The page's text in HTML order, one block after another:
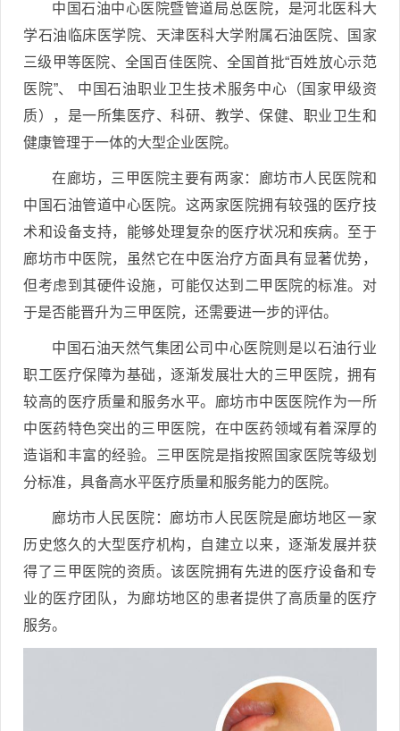
中国石油中心医院暨管道局总医院，是河北医科大
学石油临床医学院、天津医科大学附属石油医院、国家
三级甲等医院、全国百佳医院、全国首批“百姓放心示范
医院”、 中国石油职业卫生技术服务中心（国家甲级资
质），是一所集医疗、科研、教学、保健、职业卫生和
健康管理于一体的大型企业医院。
在廊坊，三甲医院主要有两家：廊坊市人民医院和
中国石油管道中心医院。这两家医院拥有较强的医疗技
术和设备支持，能够处理复杂的医疗状况和疾病。至于
廊坊市中医院，虽然它在中医治疗方面具有显著优势，
但考虑到其硬件设施，可能仅达到二甲医院的标准。对
于是否能晋升为三甲医院，还需要进一步的评估。
中国石油天然气集团公司中心医院则是以石油行业
职工医疗保障为基础，逐渐发展壮大的三甲医院，拥有
较高的医疗质量和服务水平。廊坊市中医医院作为一所
中医药特色突出的三甲医院，在中医药领域有着深厚的
造诣和丰富的经验。三甲医院是指按照国家医院等级划
分标准，具备高水平医疗质量和服务能力的医院。
廊坊市人民医院：廊坊市人民医院是廊坊地区一家
历史悠久的大型医疗机构，自建立以来，逐渐发展并获
得了三甲医院的资质。该医院拥有先进的医疗设备和专
业的医疗团队，为廊坊地区的患者提供了高质量的医疗
服务。